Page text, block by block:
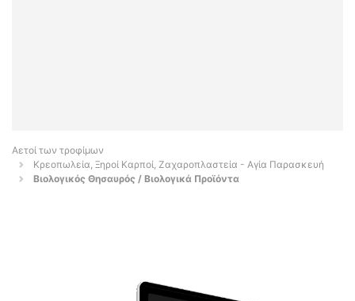
Αετοί των τροφίμων
Κρεοπωλεία, Ξηροί Καρποί, Ζαχαροπλαστεία - Αγία Παρασκευή
Βιολογικός Θησαυρός / Βιολογικά Προϊόντα